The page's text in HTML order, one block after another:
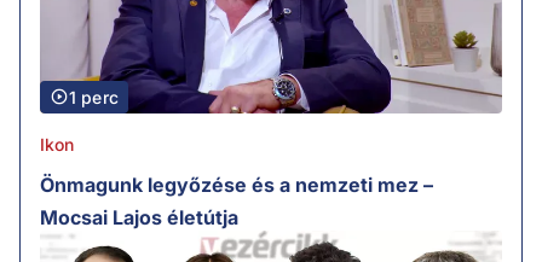
1 perc
Ikon
Önmagunk legyőzése és a nemzeti mez –
Mocsai Lajos életútja